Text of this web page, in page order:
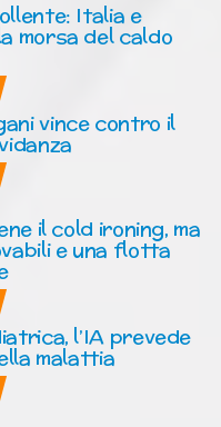
Italia e
morsa del caldo
vince contro il
il cold ironing, ma
e una flotta
l’IA prevede
malattia